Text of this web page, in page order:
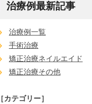
治療例最新記事
治療例一覧
手術治療
矯正治療ネイルエイド
矯正治療その他
［カテゴリー］